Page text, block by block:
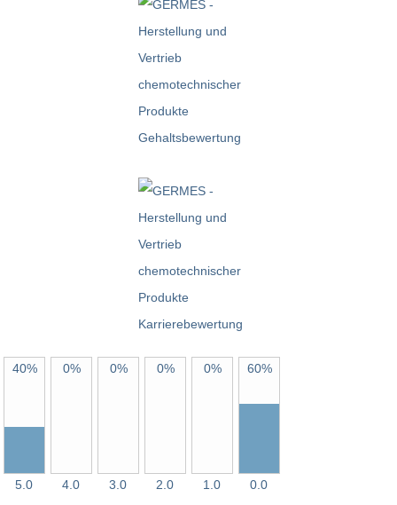
40%
5.0
0%
4.0
0%
3.0
0%
2.0
0%
1.0
60%
0.0